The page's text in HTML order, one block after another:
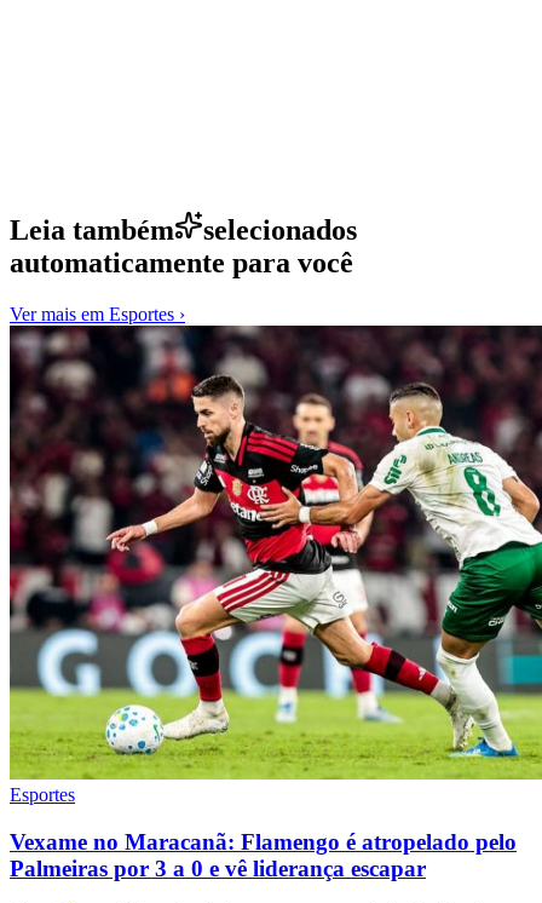
Leia também
selecionados
automaticamente para você
Ver mais em Esportes ›
Esportes
Vexame no Maracanã: Flamengo é atropelado pelo
Palmeiras por 3 a 0 e vê liderança escapar